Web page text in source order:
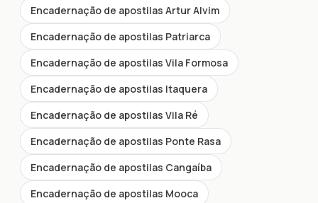
Encadernação de apostilas Artur Alvim
Encadernação de apostilas Patriarca
Encadernação de apostilas Vila Formosa
Encadernação de apostilas Itaquera
Encadernação de apostilas Vila Ré
Encadernação de apostilas Ponte Rasa
Encadernação de apostilas Cangaíba
Encadernação de apostilas Mooca